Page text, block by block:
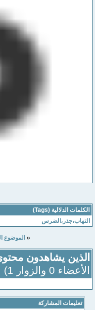
الكلمات الدلالية (Tags)
التهاب،جذر،الضرس
« الموضوع
الذين يشاهدون
الأعضاء 0 والزوار 1)
تعليمات المشاركة